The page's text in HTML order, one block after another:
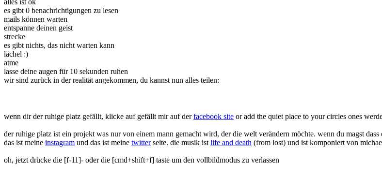
es gibt 0 benachrichtigungen zu lesen
mails können warten
entspanne deinen geist
strecke
es gibt nichts, das nicht warten kann
lächel :)
atme
lasse deine augen für 10 sekunden ruhen
wir sind zurück in der realität angekommen, du kannst nun alles teilen:
wenn dir der ruhige platz gefällt, klicke auf gefällt mir auf derfacebook site or add the quiet place to your circles ones
der ruhige platz ist ein projekt was nur von einem mann gemacht wird, der die welt verändern möchte. wenn du magst
das ist meine instagram und das ist meine twitterseite. die musik ist life and death (from lost) und ist komponiert von
oh, jetzt drücke die [f-11]- oder die [cmd+shift+f] taste um den vollbildmodus zu verlassen